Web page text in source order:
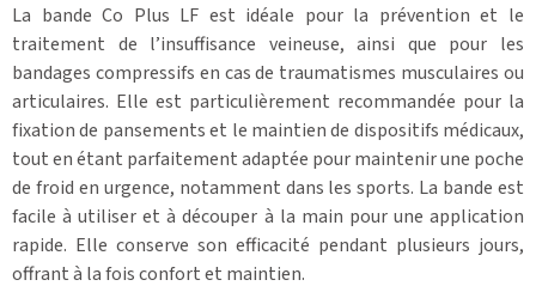
La bande Co Plus LF est idéale pour la prévention et le
traitement de l’insuffisance veineuse, ainsi que pour les
bandages compressifs en cas de traumatismes musculaires ou
articulaires. Elle est particulièrement recommandée pour la
fixation de pansements et le maintien de dispositifs médicaux,
tout en étant parfaitement adaptée pour maintenir une poche
de froid en urgence, notamment dans les sports. La bande est
facile à utiliser et à découper à la main pour une application
rapide. Elle conserve son efficacité pendant plusieurs jours,
offrant à la fois confort et maintien.